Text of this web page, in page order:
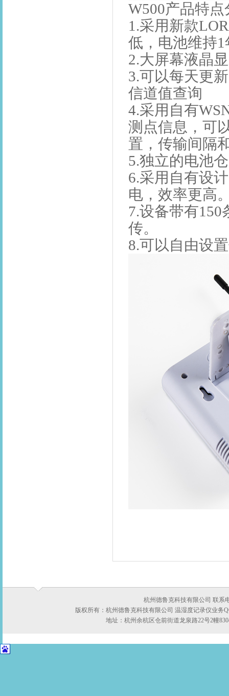
W500产品特点
1.采用新款
低，电池维持1
2.大屏幕液晶
3.可以每天更
信道值查询
4.采用自有
测点信息，可
置，传输间隔
5.独立的电池
6.采用自有设
电，效率更高
7.设备带有
传。
8.可以自由设
杭州德鲁克科技有限公司 联系
版权所有：杭州德鲁克科技有限公司 温湿度记录仪业务
地址：杭州余杭区仓前街道龙泉路22号2幢